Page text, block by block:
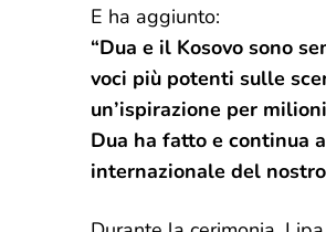
E ha aggiunto:
“Dua e il Kosovo sono
voci più potenti sulle
un’ispirazione per
Dua ha fatto e continua
internazionale del